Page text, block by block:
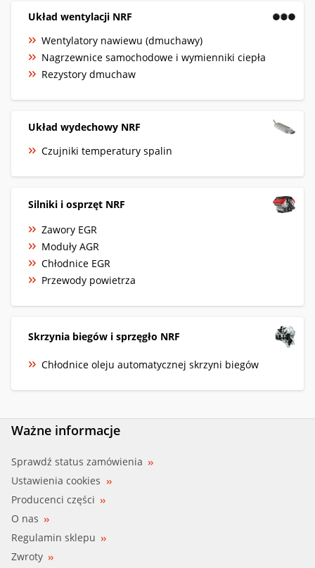
Układ wentylacji NRF
Wentylatory nawiewu (dmuchawy)
Nagrzewnice samochodowe i wymienniki ciepła
Rezystory dmuchaw
Układ wydechowy NRF
Czujniki temperatury spalin
Silniki i osprzęt NRF
Zawory EGR
Moduły AGR
Chłodnice EGR
Przewody powietrza
Skrzynia biegów i sprzęgło NRF
Chłodnice oleju automatycznej skrzyni biegów
Ważne informacje
Sprawdź status zamówienia
Ustawienia cookies
Producenci części
O nas
Regulamin sklepu
Zwroty